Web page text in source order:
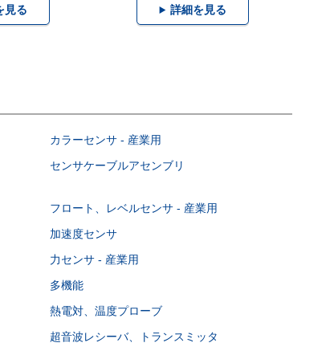
見る 詳細を見る
カラーセンサ - 産業用
センサケーブルアセンブリ
フロート、レベルセンサ - 産業用
加速度センサ
力センサ - 産業用
多機能
熱電対、温度プローブ
超音波レシーバ、トランスミッタ